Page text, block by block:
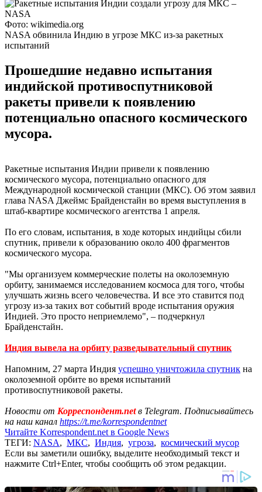
Фото: wikimedia.org
NASA обвинила Индию в угрозе МКС из-за ракетных
испытаний
Прошедшие недавно испытания
индийской противоспутниковой
ракеты привели к появлению
потенциально опасного космического
мусора.
Ракетные испытания Индии привели к появлению
космического мусора, потенциально опасного для
Международной космической станции (МКС). Об этом заявил
глава NASA Джеймс Брайденстайн во время выступления в
штаб-квартире космического агентства 1 апреля.
По его словам, испытания, в ходе которых индийцы сбили
спутник, привели к образованию около 400 фрагментов
космического мусора.
"Мы организуем коммерческие полеты на околоземную
орбиту, занимаемся исследованием космоса для того, чтобы
улучшать жизнь всего человечества. И все это ставится под
угрозу из-за таких вот событий вроде испытания оружия
Индией. Это просто неприемлемо", – подчеркнул
Брайденстайн.
Индия вывела на орбиту разведывательный спутник
Напомним, 27 марта Индия успешно уничтожила спутник на
околоземной орбите во время испытаний
противоспутниковой ракеты.
Новости от Корреспондент.netв Telegram. Подписывайтесь
на наш канал https://t.me/korrespondentnet
Читайте Korrespondent.net в Google News
ТЕГИ: NASA, МКС, Индия, угроза, космический мусор
Если вы заметили ошибку, выделите необходимый текст и
нажмите Ctrl+Enter, чтобы сообщить об этом редакции.